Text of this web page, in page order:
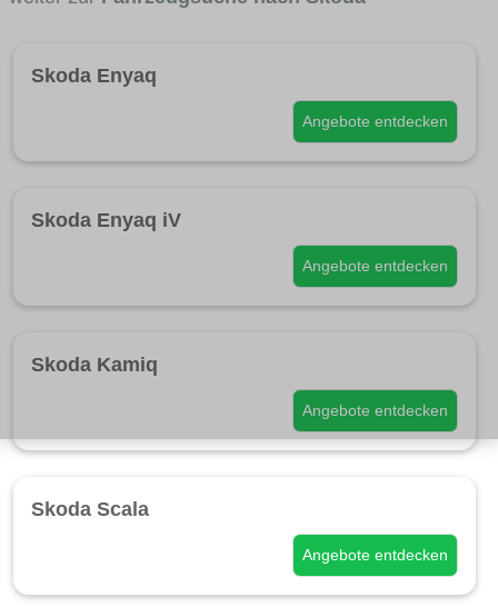
Skoda Enyaq
Angebote entdecken
Skoda Enyaq iV
Angebote entdecken
Skoda Kamiq
Angebote entdecken
Skoda Scala
Angebote entdecken